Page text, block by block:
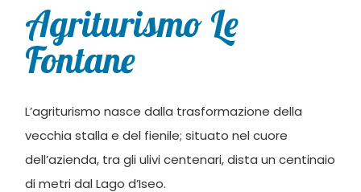
Agriturismo Le
Fontane
L’agriturismo nasce dalla trasformazione della
vecchia stalla e del fienile; situato nel cuore
dell’azienda, tra gli ulivi centenari, dista un centinaio
di metri dal Lago d’Iseo.